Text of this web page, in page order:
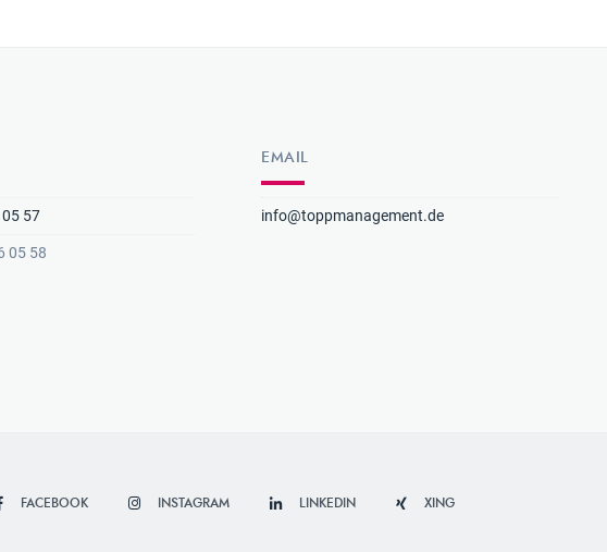
57
05 58
EMAIL
info@toppmanagement.de
FACEBOOK INSTAGRAM LINKEDIN XING